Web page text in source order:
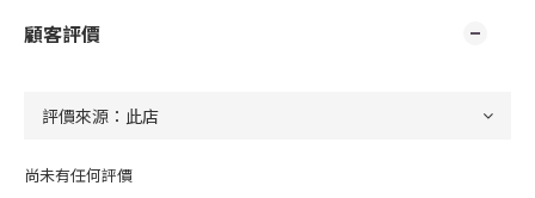
顧客評價
尚未有任何評價